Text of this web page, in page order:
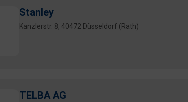
Stanley
Kanzlerstr. 8, 40472 Düsseldorf (Rath)
TELBA AG